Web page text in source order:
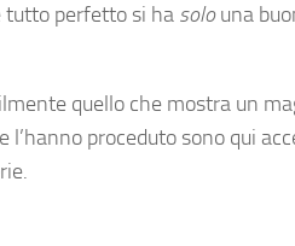
tutto perfetto si ha solouna
quello che mostra un
proceduto sono qui